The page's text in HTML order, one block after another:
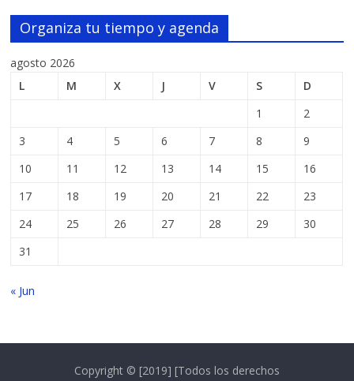
Organiza tu tiempo y agenda
agosto 2026
L
M X J V S
D
1
2
3
4 5 6 7 8
9
10
11 12 13 14 15
16
17
18 19 20 21 22
23
24
25 26 27 28 29
30
31
« Jun
Copyright © [2019] [Todos los derechos